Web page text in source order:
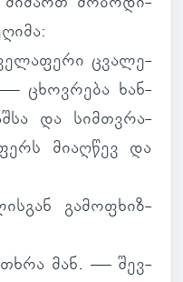
ცვა­ლე­
ცხოვ­რება ხან­
და სიმ­თვრა­
მი­აღ­წევ და
გა­მო­ფხიზ­
მან. — შევ­